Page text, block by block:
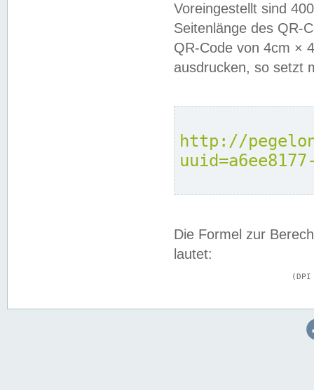
Voreingestellt sind
Seitenlänge des QR-
QR-Code von 4cm ×
ausdrucken, so setzt
http://
Die Formel zur
lautet: